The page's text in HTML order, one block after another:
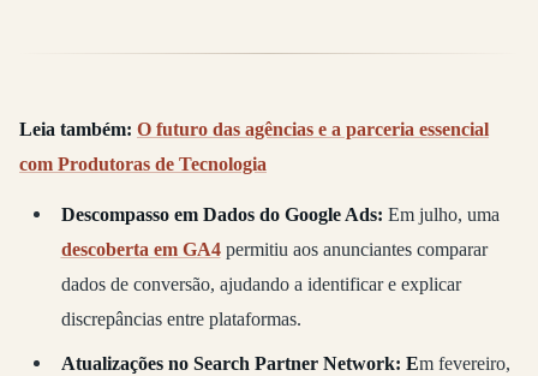
Leia também: O futuro das agências e a parceria essencial
com Produtoras de Tecnologia
Descompasso em Dados do Google Ads: Em julho, uma
descoberta em GA4permitiu aos anunciantes comparar
dados de conversão, ajudando a identificar e explicar
discrepâncias entre plataformas.
Atualizações no Search Partner Network: Em fevereiro,